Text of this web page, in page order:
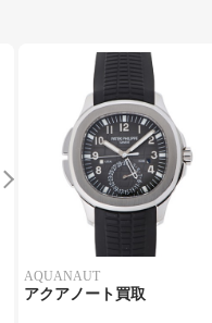
AQUANAUT
アクアノート買取